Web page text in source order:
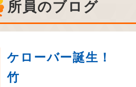
所員のブログ
ケローバー誕生！
竹